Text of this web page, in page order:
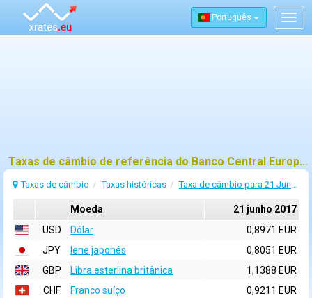
Português
Taxas de câmbio de referência do Banco Central Europeu (BCE) para 21 junho 2017
Taxas de câmbio Taxas históricas Taxa de câmbio para 21 Junho 2017
Moeda
21 junho 2017
USD
Dólar
0,8971 EUR
JPY
Iene japonês
0,8051 EUR
GBP
Libra esterlina britânica
1,1388 EUR
CHF
Franco suíço
0,9211 EUR